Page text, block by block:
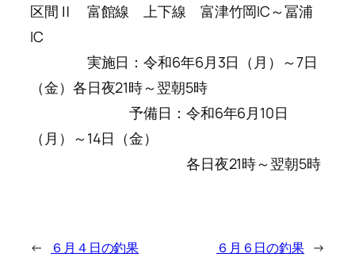
区間Ⅱ 富館線 上下線 富津竹岡IC～冨浦
IC
実施日：令和6年6月3日（月）～7日
（金）各日夜21時～翌朝5時
予備日：令和6年6月10日
（月）～14日（金）
各日夜21時～翌朝5時
← ６月４日の釣果 ６月６日の釣果 →